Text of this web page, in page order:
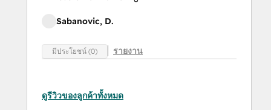
Sabanovic, D.
มีประโยชน์ (0) รายงาน
ดูรีวิวของลูกค้าทั้งหมด